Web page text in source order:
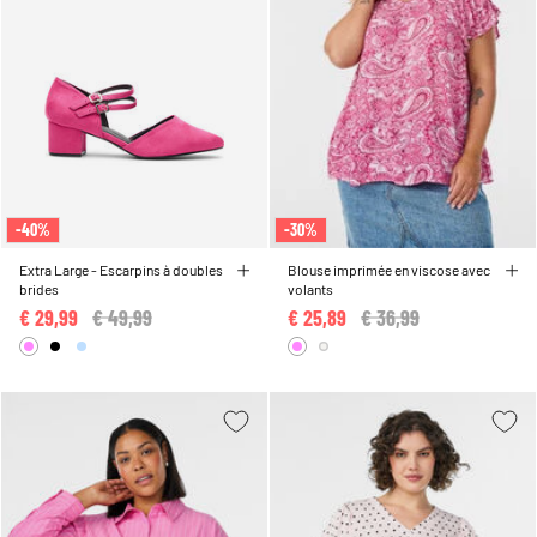
-40%
Extra Large - Escarpins à doubles
brides
Price reduced from
€ 49,99
€ 29,99
-30%
Blouse imprimée en viscose avec
volants
Price reduced from
€ 36,99
€ 25,89